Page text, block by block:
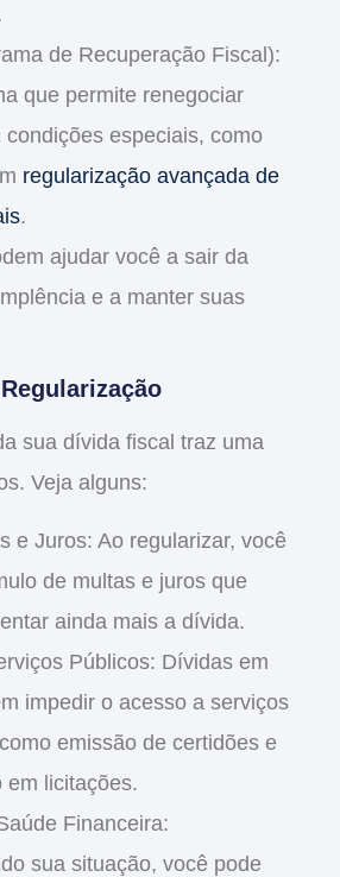
de Recuperação Fiscal):
que permite renegociar
especiais, como
regularização avançada de
.
ajudar você a sair da
e a manter suas
sua dívida fiscal traz uma
. Veja alguns:
e Juros: Ao regularizar, você
de multas e juros que
ainda mais a dívida.
Públicos: Dívidas em
impedir o acesso a serviços
emissão de certidões e
em licitações.
Financeira:
sua situação, você pode